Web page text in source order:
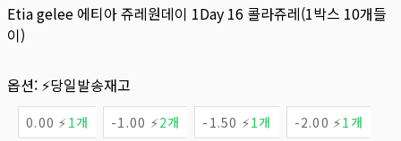
Etia gelee 에티아 쥬레원데이 1Day 16 콜라쥬레(1박스 10개들
이)
옵션: ⚡당일발송재고
0.00 ⚡ 1개 -1.00 ⚡2개 -1.50 ⚡1개 -2.00 ⚡1개